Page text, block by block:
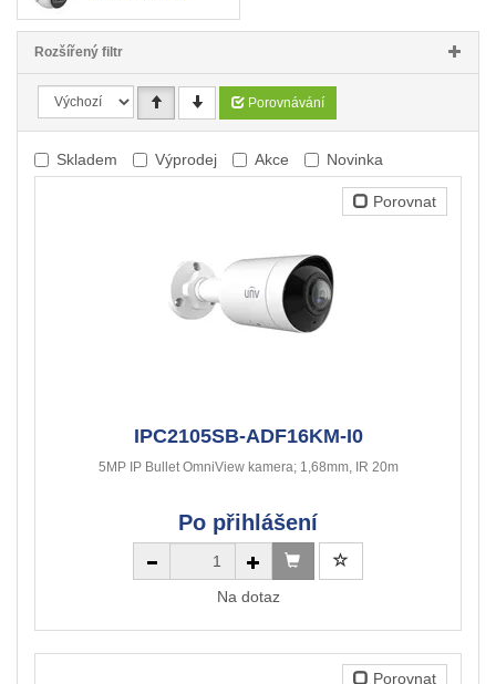
Rozšířený filtr
Porovnávání
Skladem Výprodej Akce Novinka
Porovnat
IPC2105SB-ADF16KM-I0
5MP IP Bullet OmniView kamera; 1,68mm, IR 20m
Po přihlášení
Na dotaz
Porovnat